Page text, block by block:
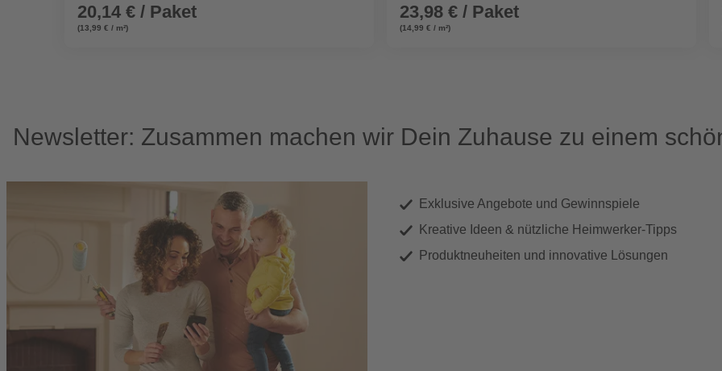
20,14 € / Paket
(13,99 € / m²)
23,98 € / Paket
(14,99 € / m²)
Newsletter: Zusammen machen wir Dein Zuhause zu einem
Exklusive Angebote und Gewinnspiele
Kreative Ideen & nützliche Heimwerker-Tipps
Produktneuheiten und innovative Lösungen